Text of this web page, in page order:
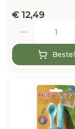
€ 12,49
Bestel